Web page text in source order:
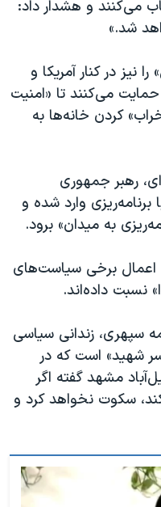
می‌کنند و هشدار داد:
شد.»
نیز در کنار آمریکا و
می‌کنند تا «امنیت
کردن خانه‌ها به
رهبر جمهوری
وارد شده و
به میدان» برود.
اعمال برخی سیاست‌های
نسبت داده‌اند.
سپهری، زندانی سیاسی
شهید» است که در
مشهد گفته اگر
سکوت نخواهد کرد و